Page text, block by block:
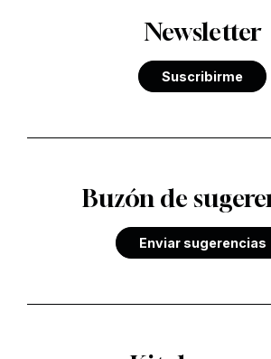
Newsletter
Suscribirme
Buzón de
Enviar sugerencias